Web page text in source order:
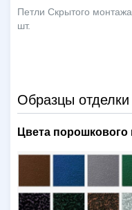
Петли Скрытого
шт.
Образцы отделки
Цвета